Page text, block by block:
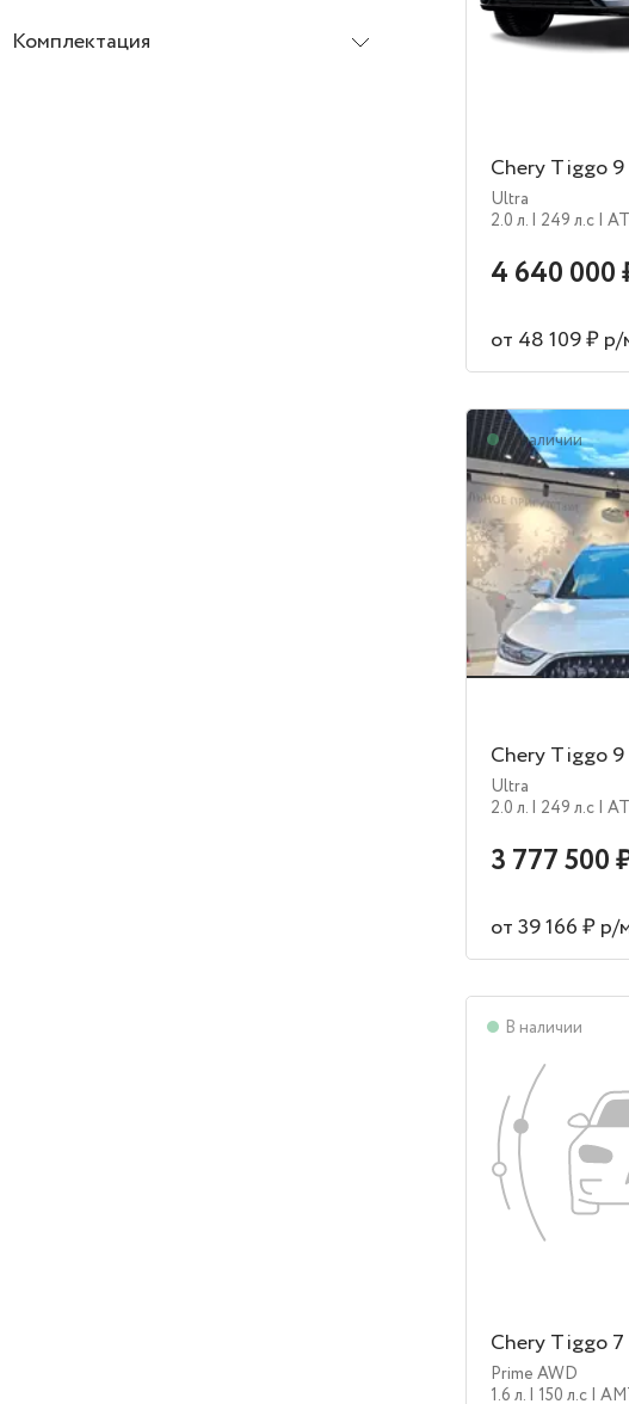
Комплектация
Chery Tiggo 9
Ultra
2.0 л. | 249 л.c | AT
4 640 000
от 48 109 ₽ р/
В наличии
Chery Tiggo 9
Ultra
2.0 л. | 249 л.c | AT
3 777 500
от 39 166 ₽ р/
В наличии
Chery Tiggo
Prime AWD
1.6 л. | 150 л.c |